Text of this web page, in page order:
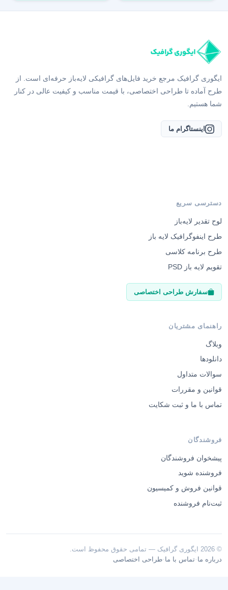
ایگوری گرافیک مرجع خرید فایل‌های گرافیکی لایه‌باز حرفه‌ای است. از
طرح آماده تا طراحی اختصاصی، با قیمت مناسب و کیفیت عالی در کنار
شما هستیم.
اینستاگرام ما
دسترسی سریع
لوح تقدیر لایه‌باز
طرح اینفوگرافیک لایه باز
طرح برنامه کلاسی
تقویم لایه باز PSD
سفارش طراحی اختصاصی
راهنمای مشتریان
وبلاگ
دانلودها
سوالات متداول
قوانین و مقررات
تماس با ما و ثبت شکایت
فروشندگان
پیشخوان فروشندگان
فروشنده شوید
قوانین فروش و کمیسیون
ثبت‌نام فروشنده
© 2026 ایگوری گرافیک — تمامی حقوق محفوظ است.
درباره ما ·تماس با ما ·طراحی اختصاصی